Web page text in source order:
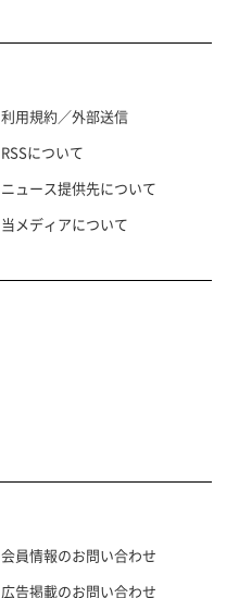
利用規約／外部送信
RSSについて
ニュース提供先について
当メディアについて
会員情報のお問い合わせ
広告掲載のお問い合わせ